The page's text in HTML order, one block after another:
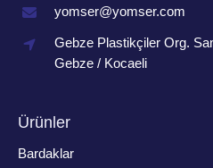
yomser@yomser.com
Gebze Plastikçiler Org.
Gebze / Kocaeli
Ürünler
Bardaklar